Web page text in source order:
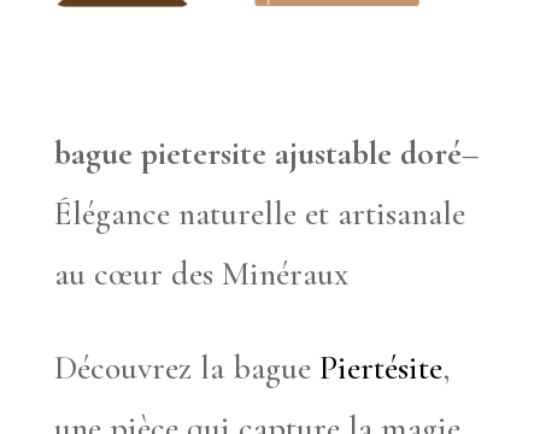
bague pietersite ajustable doré–
Élégance naturelle et artisanale
au cœur des Minéraux
Découvrez la bague Piertésite,